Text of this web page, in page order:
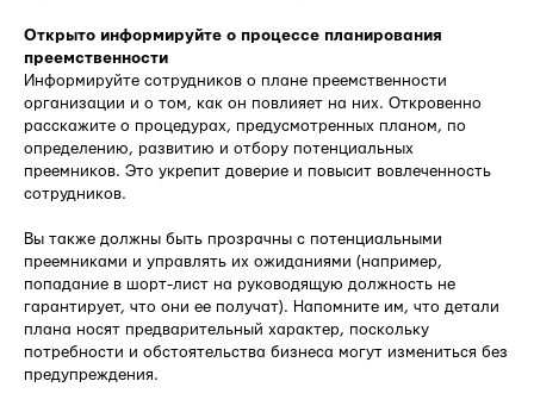
Открыто информируйте о процессе планирования
преемственности
Информируйте сотрудников о плане преемственности
организации и о том, как он повлияет на них. Откровенно
расскажите о процедурах, предусмотренных планом, по
определению, развитию и отбору потенциальных
преемников. Это укрепит доверие и повысит вовлеченность
сотрудников.
Вы также должны быть прозрачны с потенциальными
преемниками и управлять их ожиданиями (например,
попадание в шорт-лист на руководящую должность не
гарантирует, что они ее получат). Напомните им, что детали
плана носят предварительный характер, поскольку
потребности и обстоятельства бизнеса могут измениться без
предупреждения.